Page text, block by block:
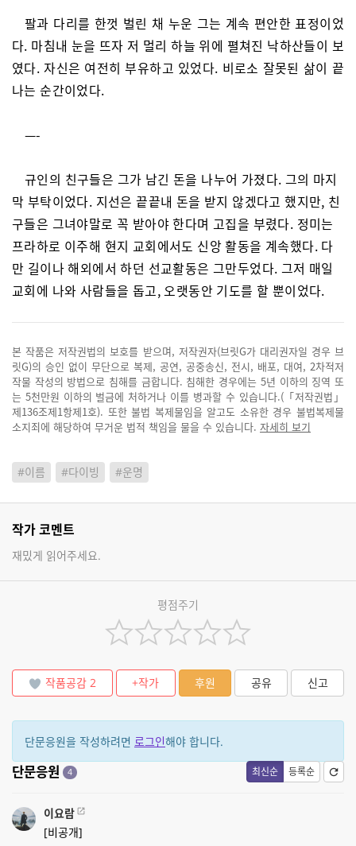
팔과 다리를 한껏 벌린 채 누운 그는 계속 편안한 표정이었
다. 마침내 눈을 뜨자 저 멀리 하늘 위에 펼쳐진 낙하산들이 보
였다. 자신은 여전히 부유하고 있었다. 비로소 잘못된 삶이 끝
나는 순간이었다.
—-
규인의 친구들은 그가 남긴 돈을 나누어 가졌다. 그의 마지
막 부탁이었다. 지선은 끝끝내 돈을 받지 않겠다고 했지만, 친
구들은 그녀야말로 꼭 받아야 한다며 고집을 부렸다. 정미는
프라하로 이주해 현지 교회에서도 신앙 활동을 계속했다. 다
만 길이나 해외에서 하던 선교활동은 그만두었다. 그저 매일
교회에 나와 사람들을 돕고, 오랫동안 기도를 할 뿐이었다.
본 작품은 저작권법의 보호를 받으며, 저작권자(브릿G가 대리권자일 경우 브
릿G)의 승인 없이 무단으로 복제, 공연, 공중송신, 전시, 배포, 대여, 2차적저
작물 작성의 방법으로 침해를 금합니다. 침해한 경우에는 5년 이하의 징역 또
는 5천만원 이하의 벌금에 처하거나 이를 병과할 수 있습니다.(「저작권법」
제136조제1항제1호). 또한 불법 복제물임을 알고도 소유한 경우 불법복제물
소지죄에 해당하여 무거운 법적 책임을 물을 수 있습니다. 자세히 보기
#이름 #다이빙 #운명
작가 코멘트
재밌게 읽어주세요.
평점주기
작품공감 2 +작가 후원 공유 신고
단문응원을 작성하려면 로그인해야 합니다.
최신순 등록순
단문응원 4
이요람
[비공개]